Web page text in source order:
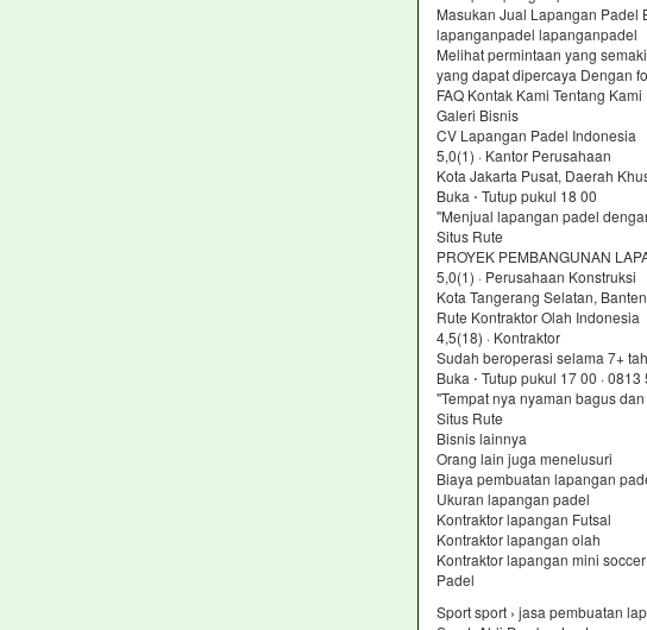
Masukan Jual Lapangan Padel
lapanganpadel lapanganpadel
Melihat permintaan yang
yang dapat dipercaya Dengan
FAQ Kontak Kami Tentang Kami
Galeri Bisnis
CV Lapangan Padel Indonesia
5,0(1) · Kantor Perusahaan
Kota Jakarta Pusat, Daerah
Buka ⋅ Tutup pukul 18 00
"Menjual lapangan padel
Situs Rute
PROYEK PEMBANGUNAN
5,0(1) · Perusahaan Konstruksi
Kota Tangerang Selatan, Banten
Rute Kontraktor Olah Indonesia
4,5(18) · Kontraktor
Sudah beroperasi selama 7+
Buka ⋅ Tutup pukul 17 00 ·
"Tempat nya nyaman bagus
Situs Rute
Bisnis lainnya
Orang lain juga menelusuri
Biaya pembuatan lapangan
Ukuran lapangan padel
Kontraktor lapangan Futsal
Kontraktor lapangan olah
Kontraktor lapangan mini soccer
Padel
Sport sport › jasa pembuatan